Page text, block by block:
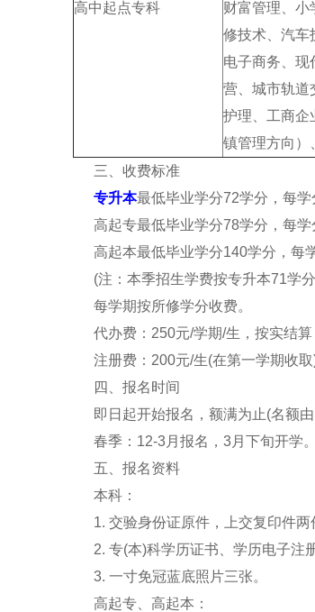
高中起点专科
财富管理、小
修技术、汽车
电子商务、现
营、城市轨道
护理、工商企
镇管理方向）
三、收费标准
专升本最低毕业学分72学分，每学
高起专最低毕业学分78学分，每学
高起本最低毕业学分140学分，每
(注：本季招生学费按专升本71学分
每学期按所修学分收费。
代办费：250元/学期/生，按实结算
注册费：200元/生(在第一学期收取)
四、报名时间
即日起开始报名，额满为止(名额由
春季：12-3月报名，3月下旬开学。
五、报名资料
本科：
1. 交验身份证原件，上交复印件两
2. 专(本)科学历证书、学历电子注
3. 一寸免冠蓝底照片三张。
高起专、高起本：